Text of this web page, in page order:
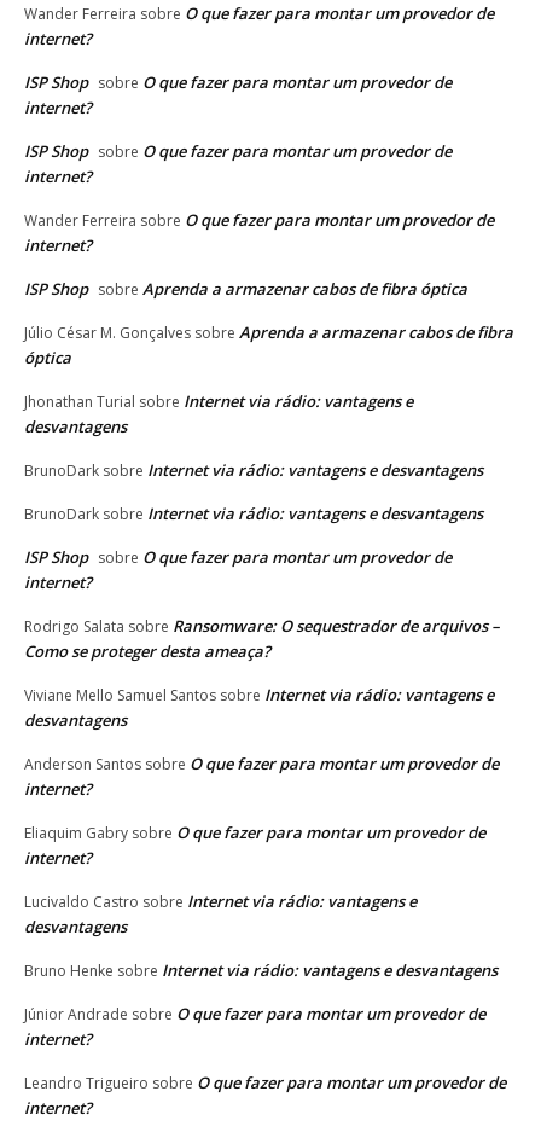
Wander Ferreira sobre O que fazer para montar um provedor de
internet?
ISP Shop sobre O que fazer para montar um provedor de
internet?
ISP Shop sobre O que fazer para montar um provedor de
internet?
Wander Ferreira sobre O que fazer para montar um provedor de
internet?
ISP Shop sobre Aprenda a armazenar cabos de fibra óptica
Júlio César M. Gonçalves sobre Aprenda a armazenar cabos de fibra
óptica
Jhonathan Turial sobre Internet via rádio: vantagens e
desvantagens
BrunoDark sobre Internet via rádio: vantagens e desvantagens
BrunoDark sobre Internet via rádio: vantagens e desvantagens
ISP Shop sobre O que fazer para montar um provedor de
internet?
Rodrigo Salata sobre Ransomware: O sequestrador de arquivos –
Como se proteger desta ameaça?
Viviane Mello Samuel Santos sobre Internet via rádio: vantagens e
desvantagens
Anderson Santos sobre O que fazer para montar um provedor de
internet?
Eliaquim Gabry sobre O que fazer para montar um provedor de
internet?
Lucivaldo Castro sobre Internet via rádio: vantagens e
desvantagens
Bruno Henke sobre Internet via rádio: vantagens e desvantagens
Júnior Andrade sobre O que fazer para montar um provedor de
internet?
Leandro Trigueiro sobre O que fazer para montar um provedor de
internet?